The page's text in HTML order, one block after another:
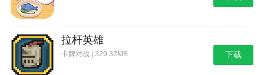
拉杆英雄
卡牌对战 | 329.32MB 下载